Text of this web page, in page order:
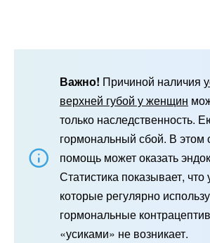
Важно! Причиной наличия
верхней губой у женщин
только наследственность.
гормональный сбой. В этом
помощь может оказать
Статистика показывает,
которые регулярно
гормональные
«усиками» не возникает.